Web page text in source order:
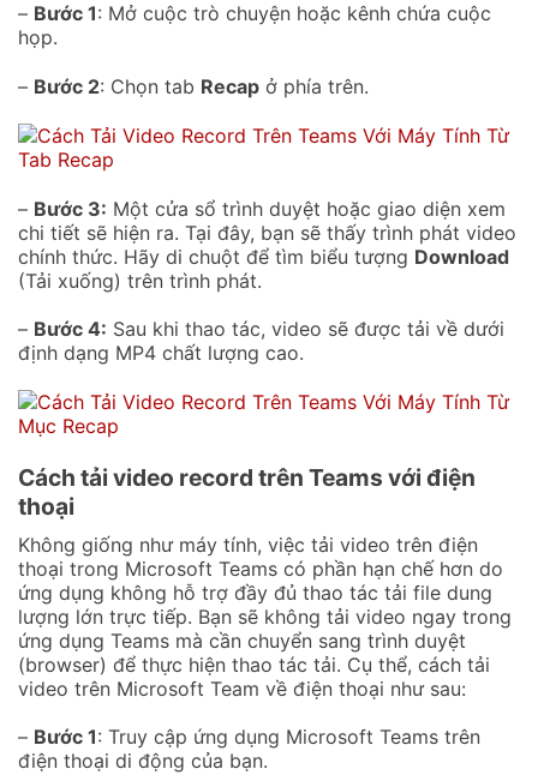
– Bước 1: Mở cuộc trò chuyện hoặc kênh chứa cuộc
họp.
– Bước 2: Chọn tab Recap ở phía trên.
– Bước 3: Một cửa sổ trình duyệt hoặc giao diện xem
chi tiết sẽ hiện ra. Tại đây, bạn sẽ thấy trình phát video
chính thức. Hãy di chuột để tìm biểu tượng Download
(Tải xuống) trên trình phát.
– Bước 4: Sau khi thao tác, video sẽ được tải về dưới
định dạng MP4 chất lượng cao.
Cách tải video record trên Teams với điện
thoại
Không giống như máy tính, việc tải video trên điện
thoại trong Microsoft Teams có phần hạn chế hơn do
ứng dụng không hỗ trợ đầy đủ thao tác tải file dung
lượng lớn trực tiếp. Bạn sẽ không tải video ngay trong
ứng dụng Teams mà cần chuyển sang trình duyệt
(browser) để thực hiện thao tác tải. Cụ thể, cách tải
video trên Microsoft Team về điện thoại như sau:
– Bước 1: Truy cập ứng dụng Microsoft Teams trên
điện thoại di động của bạn.